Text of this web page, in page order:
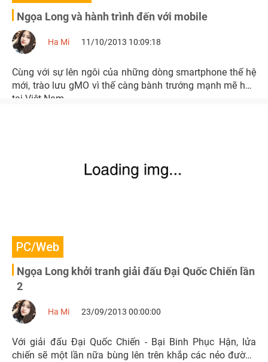
Ngọa Long và hành trình đến với mobile
Ha Mi 11/10/2013 10:09:18
Cùng với sự lên ngôi của những dòng smartphone thế hệ
mới, trào lưu gMO vì thế càng bành trướng mạnh mẽ hơn
tại Việt Nam.
PC/Web
Ngọa Long khởi tranh giải đấu Đại Quốc Chiến lần
2
Ha Mi 23/09/2013 00:00:00
Với giải đấu Đại Quốc Chiến - Bại Binh Phục Hận, lửa
chiến sẽ một lần nữa bùng lên trên khắp các nẻo đường